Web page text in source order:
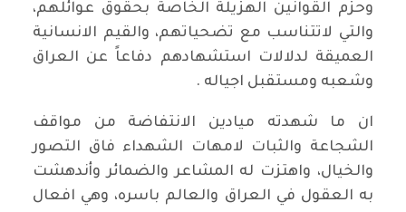
وحزم القوانين الهزيلة الخاصة بحقوق عوائلهم،
والتي لاتتناسب مع تضحياتهم، والقيم الانسانية
العميقة لدلالات استشهادهم دفاعاً عن العراق
وشعبه ومستقبل اجياله .
ان ما شهدته ميادين الانتفاضة من مواقف
الشجاعة والثبات لامهات الشهداء فاق التصور
والخيال، واهتزت له المشاعر والضمائر وأندهشت
به العقول في العراق والعالم باسره، وهي افعال